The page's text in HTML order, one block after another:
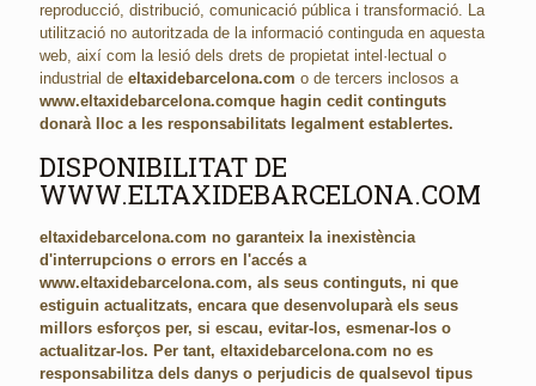
reproducció, distribució, comunicació pública i transformació. La
utilització no autoritzada de la informació continguda en aquesta
web, així com la lesió dels drets de propietat intel·lectual o
industrial de eltaxidebarcelona.com o de tercers inclosos a
www.eltaxidebarcelona.comque hagin cedit continguts
donarà lloc a les responsabilitats legalment establertes.
DISPONIBILITAT DE
WWW.ELTAXIDEBARCELONA.COM
eltaxidebarcelona.com no garanteix la inexistència
d'interrupcions o errors en l'accés a
www.eltaxidebarcelona.com, als seus continguts, ni que
estiguin actualitzats, encara que desenvoluparà els seus
millors esforços per, si escau, evitar-los, esmenar-los o
actualitzar-los. Per tant, eltaxidebarcelona.com no es
responsabilitza dels danys o perjudicis de qualsevol tipus